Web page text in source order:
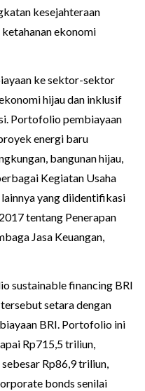
kesejahteraan
ekonomi
ke sektor-sektor
hijau dan inklusif
Portofolio pembiayaan
energi baru
bangunan hijau,
Kegiatan Usaha
yang diidentifikasi
tentang Penerapan
Jasa Keuangan,
sustainable financing BRI
setara dengan
BRI. Portofolio ini
Rp715,5 triliun,
Rp86,9 triliun,
bonds senilai